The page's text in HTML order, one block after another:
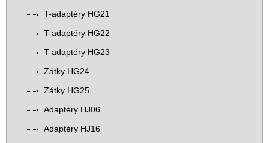
T-adaptéry HG21
T-adaptéry HG22
T-adaptéry HG23
Zátky HG24
Zátky HG25
Adaptéry HJ06
Adaptéry HJ16